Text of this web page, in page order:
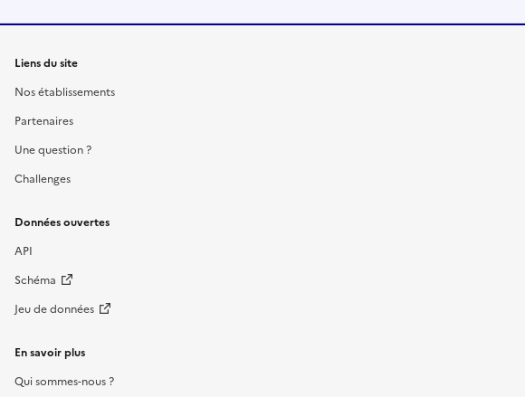
Liens du site
Nos établissements
Partenaires
Une question ?
Challenges
Données ouvertes
API
Schéma
Jeu de données
En savoir plus
Qui sommes-nous ?